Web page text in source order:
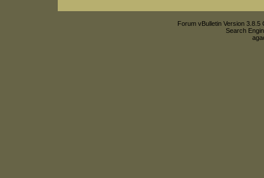
Forum vBulletin Version
Search